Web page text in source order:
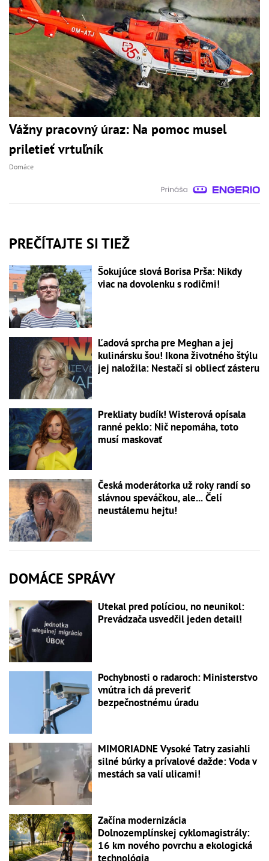
Vážny pracovný úraz: Na pomoc musel
priletieť vrtuľník
Domáce
PREČÍTAJTE SI TIEŽ
Šokujúce slová Borisa Prša: Nikdy
viac na dovolenku s rodičmi!
Ľadová sprcha pre Meghan a jej
kulinársku šou! Ikona životného štýlu
jej naložila: Nestačí si obliecť zásteru
Prekliaty budík! Wisterová opísala
ranné peklo: Nič nepomáha, toto
musí maskovať
Česká moderátorka už roky randí so
slávnou speváčkou, ale... Čelí
neustálemu hejtu!
DOMÁCE SPRÁVY
Utekal pred políciou, no neunikol:
Prevádzača usvedčil jeden detail!
Pochybnosti o radaroch: Ministerstvo
vnútra ich dá preveriť
bezpečnostnému úradu
MIMORIADNE Vysoké Tatry zasiahli
silné búrky a prívalové dažde: Voda v
mestách sa valí ulicami!
Začína modernizácia
Dolnozemplínskej cyklomagistrály:
16 km nového povrchu a ekologická
technológia